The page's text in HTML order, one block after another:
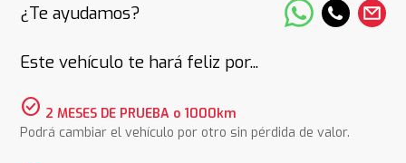
¿Te ayudamos?
Este vehículo te hará feliz por...
check_circle 2 MESES DE PRUEBA o 1000km
Podrá cambiar el vehículo por otro sin pérdida de valor.